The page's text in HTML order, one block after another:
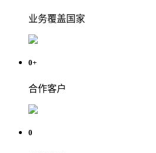
业务覆盖国家
0+
合作客户
0